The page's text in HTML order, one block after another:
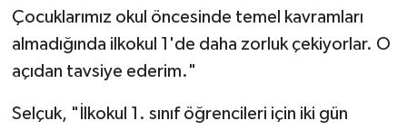
Çocuklarımız okul öncesinde temel kavramları
almadığında ilkokul 1'de daha zorluk çekiyorlar. O
açıdan tavsiye ederim."
Selçuk, "İlkokul 1. sınıf öğrencileri için iki gün